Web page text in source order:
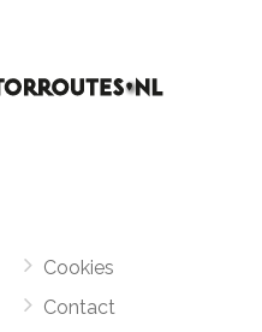
Cookies
Contact